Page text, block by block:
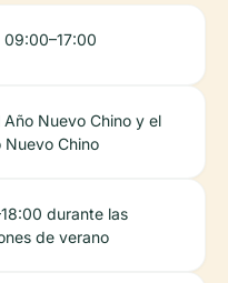
09:00–17:00
Nuevo Chino y el
Nuevo Chino
durante las
de verano